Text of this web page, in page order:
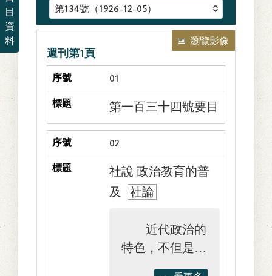
目
資
料
週刊第1頁
瀏覽影像
01
第一百三十四號要目
02
社說 政治教育的普
及
社論
近代政治的
特色，不但是在
以民眾為政治的